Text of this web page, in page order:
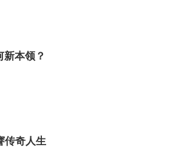
本领？
传奇人生